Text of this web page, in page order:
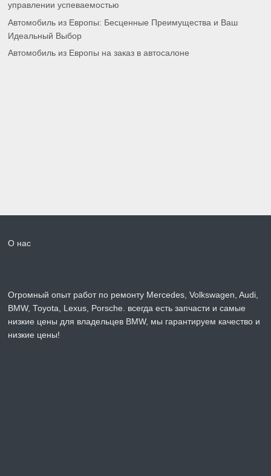
управлении успеваемостью
Автомобиль из Европы: Бесценные Преимущества и Ваш
Идеальный Выбор
Автомобиль из Европы на заказ в автосалоне
О нас
Огромный опыт работ по ремонту Mercedes, Volkswagen, Audi,
BMW, Toyota, Lexus, Porsche. всегда есть запчасти и самые
низкие цены для владельцев BMW, мы гарантируем качество и
низкие цены!